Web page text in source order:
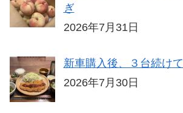
ぎ
2026年7月31日
新車購入後、３台続け
2026年7月30日